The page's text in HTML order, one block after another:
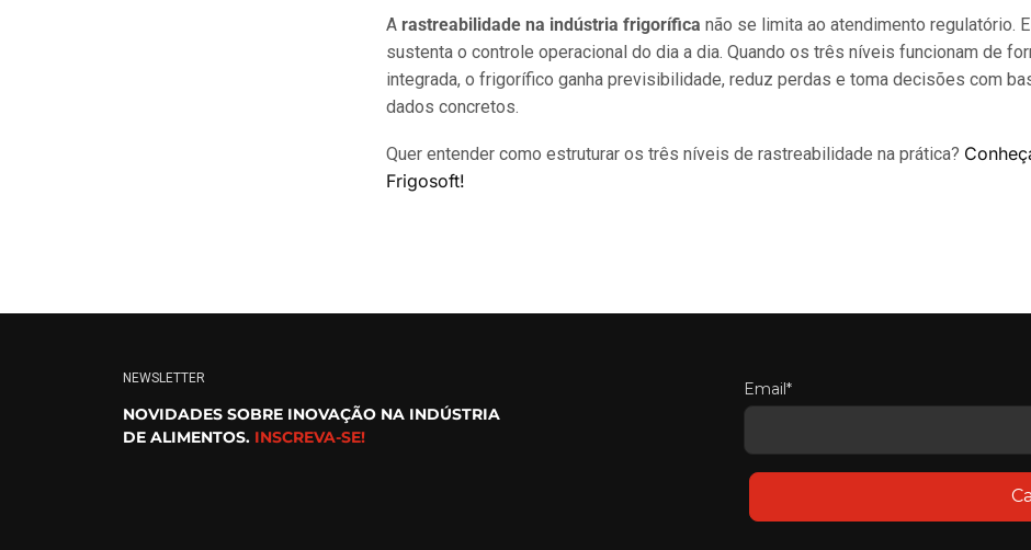
A rastreabilidade na indústria frigorífica não se limita ao atendimento regulatório.
sustenta o controle operacional do dia a dia. Quando os três níveis funcionam de
integrada, o frigorífico ganha previsibilidade, reduz perdas e toma decisões com
dados concretos.
Quer entender como estruturar os três níveis de rastreabilidade na prática?
Frigosoft!
NEWSLETTER
NOVIDADES SOBRE INOVAÇÃO NA INDÚSTRIA
DE ALIMENTOS. INSCREVA-SE!
Email*